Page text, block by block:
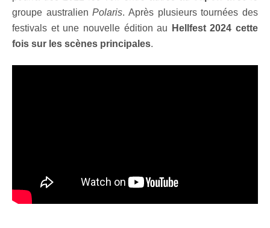
groupe australienPolaris. Après plusieurs tournées des
festivals et une nouvelle édition au
Hellfest 2024 cette
fois sur les scènes principales.